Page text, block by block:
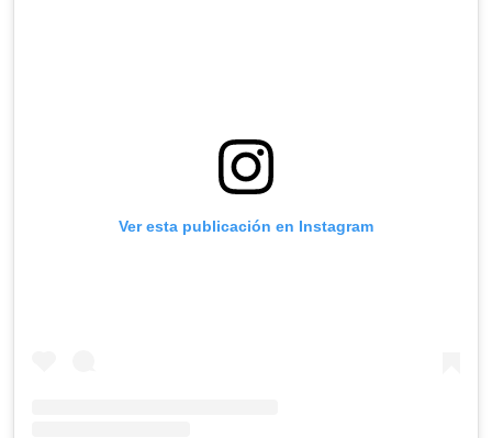
Ver esta publicación en Instagram